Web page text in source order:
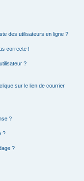
des utilisateurs en ligne ?
correcte !
?
sur le lien de courrier
?
?
?